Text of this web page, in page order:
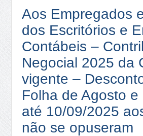
Aos Empregados
dos Escritórios e
Contábeis –
Negocial 2025 da
vigente –
Folha de Agosto e
até 10/09/2025
não se opuseram